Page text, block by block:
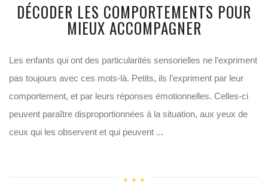
DÉCODER LES COMPORTEMENTS POUR
MIEUX ACCOMPAGNER
Les enfants qui ont des particularités sensorielles ne l’expriment
pas toujours avec ces mots-là. Petits, ils l’expriment par leur
comportement, et par leurs réponses émotionnelles. Celles-ci
peuvent paraître disproportionnées à la situation, aux yeux de
ceux qui les observent et qui peuvent ...